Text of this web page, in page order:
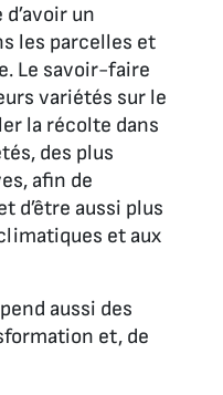
un
les parcelles et
Le savoir-faire
variétés sur le
la récolte dans
des plus
afin de
d’être aussi plus
et aux
aussi des
et, de